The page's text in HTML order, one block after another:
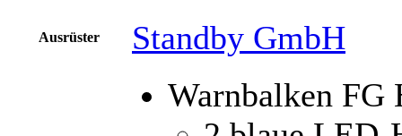
Ausrüster
Standby GmbH
Warnbalken FG